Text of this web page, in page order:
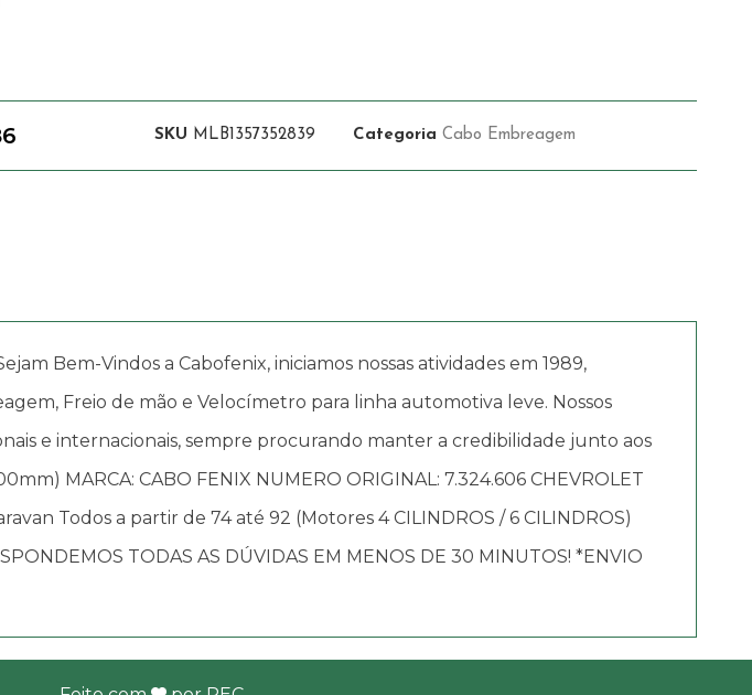
SKU MLB1357352839 Categoria Cabo Embreagem
Bem-Vindos a Cabofenix, iniciamos nossas atividades em 1989,
Freio de mão e Velocímetro para linha automotiva leve. Nossos
e internacionais, sempre procurando manter a credibilidade junto aos
MARCA: CABO FENIX NUMERO ORIGINAL: 7.324.606 CHEVROLET
Todos a partir de 74 até 92 (Motores 4 CILINDROS / 6 CILINDROS)
TODAS AS DÚVIDAS EM MENOS DE 30 MINUTOS! *ENVIO